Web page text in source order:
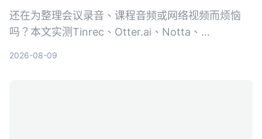
还在为整理会议录音、课程音频或网络视频而烦恼
吗？本文实测Tinrec、Otter.ai、Notta、
2026-08-09